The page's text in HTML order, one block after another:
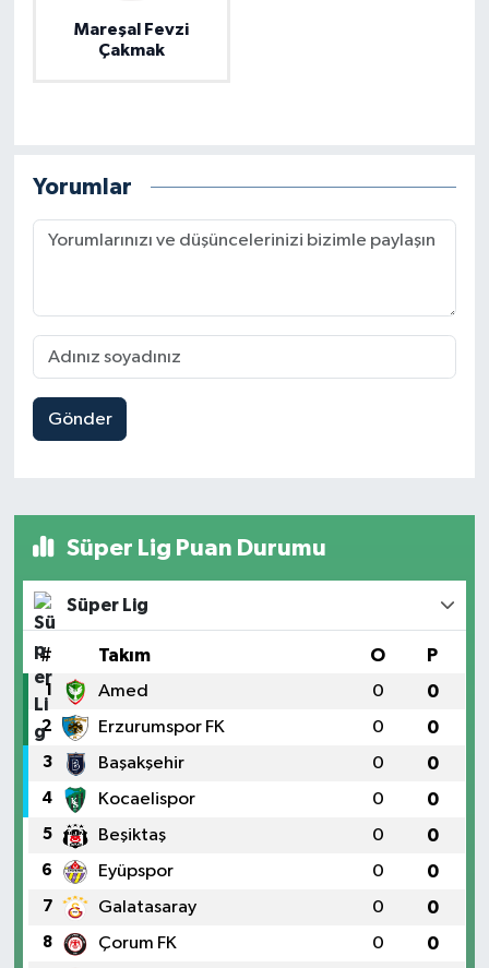
Mareşal Fevzi
Çakmak
Yorumlar
Gönder
Süper Lig Puan Durumu
Süper Lig
# Takım O P
1 Amed 0 0
2 Erzurumspor FK 0 0
3 Başakşehir 0 0
4 Kocaelispor 0 0
5 Beşiktaş 0 0
6 Eyüpspor 0 0
7 Galatasaray 0 0
8 Çorum FK 0 0